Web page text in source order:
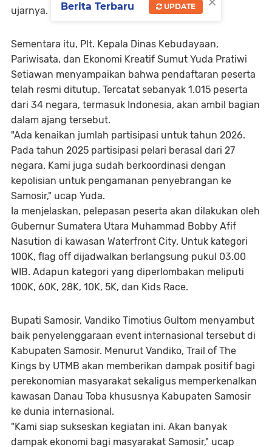
ujarnya.
Sementara itu, Plt. Kepala Dinas Kebudayaan,
Pariwisata, dan Ekonomi Kreatif Sumut Yuda Pratiwi
Setiawan menyampaikan bahwa pendaftaran peserta
telah resmi ditutup. Tercatat sebanyak 1.015 peserta
dari 34 negara, termasuk Indonesia, akan ambil bagian
dalam ajang tersebut.
"Ada kenaikan jumlah partisipasi untuk tahun 2026.
Pada tahun 2025 partisipasi pelari berasal dari 27
negara. Kami juga sudah berkoordinasi dengan
kepolisian untuk pengamanan penyebrangan ke
Samosir," ucap Yuda.
Ia menjelaskan, pelepasan peserta akan dilakukan oleh
Gubernur Sumatera Utara Muhammad Bobby Afif
Nasution di kawasan Waterfront City. Untuk kategori
100K, flag off dijadwalkan berlangsung pukul 03.00
WIB. Adapun kategori yang diperlombakan meliputi
100K, 60K, 28K, 10K, 5K, dan Kids Race.
Bupati Samosir, Vandiko Timotius Gultom menyambut
baik penyelenggaraan event internasional tersebut di
Kabupaten Samosir. Menurut Vandiko, Trail of The
Kings by UTMB akan memberikan dampak positif bagi
perekonomian masyarakat sekaligus memperkenalkan
kawasan Danau Toba khususnya Kabupaten Samosir
ke dunia internasional.
"Kami siap sukseskan kegiatan ini. Akan banyak
dampak ekonomi bagi masyarakat Samosir," ucap
Berita Terbaru UPDATE